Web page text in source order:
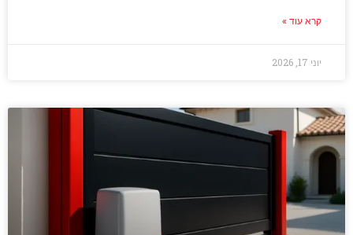
קרא עוד »
יוני 17, 2026